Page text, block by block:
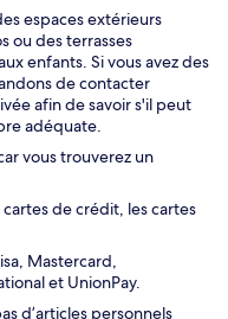
espaces extérieurs
ou des terrasses
enfants. Si vous avez des
de contacter
afin de savoir s'il peut
adéquate.
vous trouverez un
de crédit, les cartes
Mastercard,
et UnionPay.
d’articles personnels